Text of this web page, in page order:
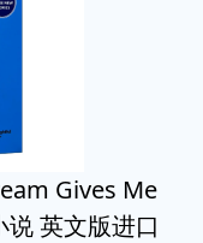
Gives Me
英文版进口